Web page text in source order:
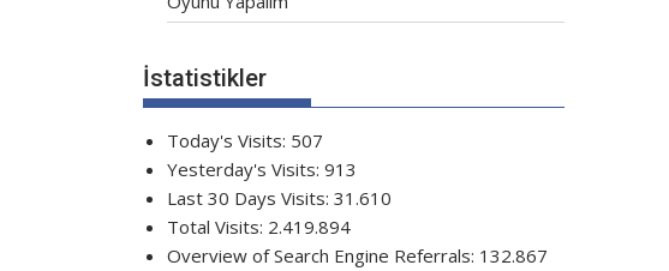
İstatistikler
Today's Visits: 507
Yesterday's Visits: 913
Last 30 Days Visits: 31.610
Total Visits: 2.419.894
Overview of Search Engine Referrals: 132.867